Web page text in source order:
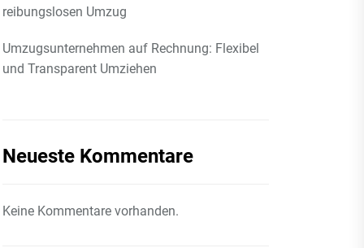
reibungslosen Umzug
Umzugsunternehmen auf Rechnung: Flexibel
und Transparent Umziehen
Neueste Kommentare
Keine Kommentare vorhanden.